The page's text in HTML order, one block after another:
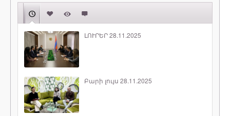
ԼՈՒՐԵՐ 28.11.2025
Բարի լույս 28.11.2025